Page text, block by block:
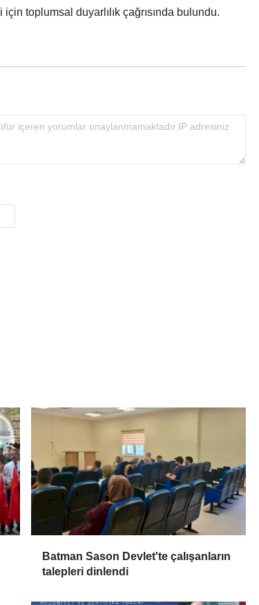
toplumsal duyarlılık çağrısında bulundu.
Batman Sason Devlet'te çalışanların
talepleri dinlendi